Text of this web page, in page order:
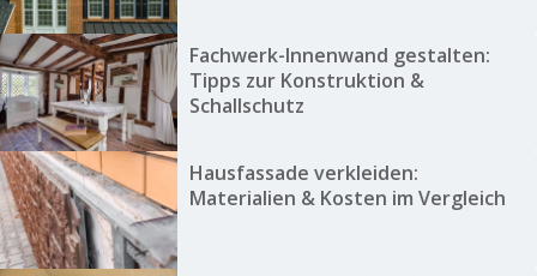
Fachwerk-Innenwand gestalten:
Tipps zur Konstruktion &
Schallschutz
Hausfassade verkleiden:
Materialien & Kosten im Vergleich